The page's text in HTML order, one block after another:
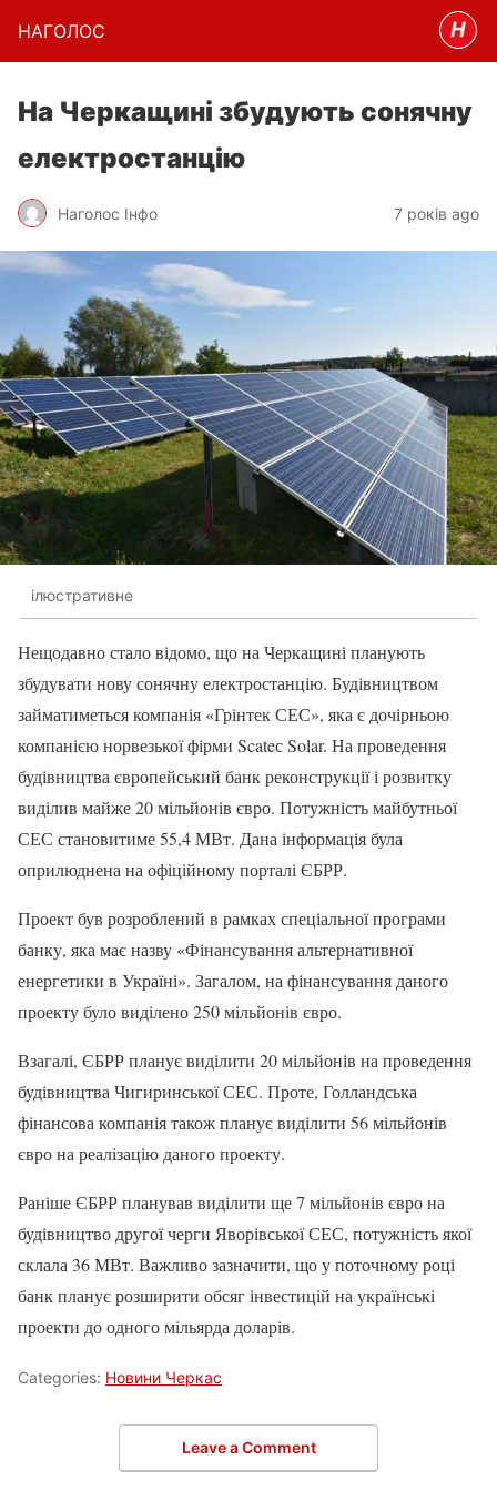
НАГОЛОC
На Черкащині збудують сонячну
електростанцію
Наголос Інфо 7 років ago
ілюстративне
Нещодавно стало відомо, що на Черкащині планують
збудувати нову сонячну електростанцію. Будівництвом
займатиметься компанія «Грінтек СЕС», яка є дочірньою
компанією норвезької фірми Scateс Solar. На проведення
будівництва європейський банк реконструкції і розвитку
виділив майже 20 мільйонів євро. Потужність майбутньої
СЕС становитиме 55,4 МВт. Дана інформація була
оприлюднена на офіційному порталі ЄБРР.
Проект був розроблений в рамках спеціальної програми
банку, яка має назву «Фінансування альтернативної
енергетики в Україні». Загалом, на фінансування даного
проекту було виділено 250 мільйонів євро.
Взагалі, ЄБРР планує виділити 20 мільйонів на проведення
будівництва Чигиринської СЕС. Проте, Голландська
фінансова компанія також планує виділити 56 мільйонів
євро на реалізацію даного проекту.
Раніше ЄБРР планував виділити ще 7 мільйонів євро на
будівництво другої черги Яворівської СЕС, потужність якої
склала 36 МВт. Важливо зазначити, що у поточному році
банк планує розширити обсяг інвестицій на українські
проекти до одного мільярда доларів.
Categories: Новини Черкас
Leave a Comment